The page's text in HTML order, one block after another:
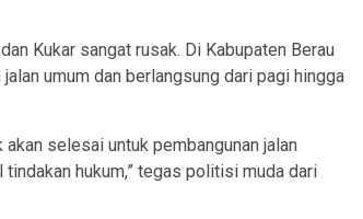
Kukar sangat rusak. Di Kabupaten Berau
umum dan berlangsung dari pagi hingga
selesai untuk pembangunan jalan
hukum,” tegas politisi muda dari